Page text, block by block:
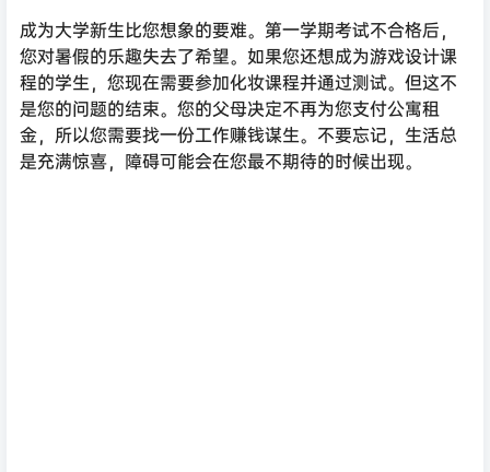
成为大学新生比您想象的要难。第一学期考试不合格后，
您对暑假的乐趣失去了希望。如果您还想成为游戏设计课
程的学生，您现在需要参加化妆课程并通过测试。但这不
是您的问题的结束。您的父母决定不再为您支付公寓租
金，所以您需要找一份工作赚钱谋生。不要忘记，生活总
是充满惊喜，障碍可能会在您最不期待的时候出现。